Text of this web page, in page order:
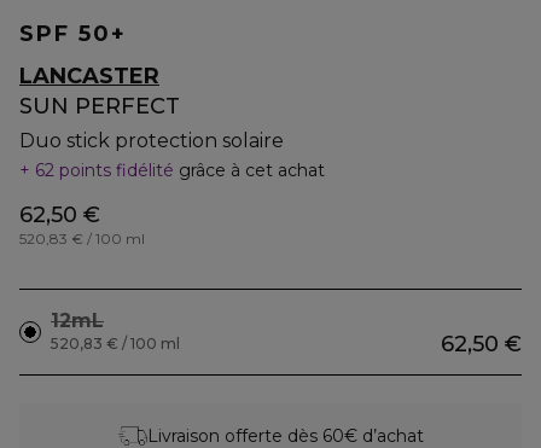
SPF 50+
LANCASTER
SUN PERFECT
Duo stick protection solaire
62 points fidélité grâce à cet achat
62,50 €
520,83 € / 100 ml
12mL
62,50 €
520,83 € / 100 ml
Livraison offerte dès 60€ d’achat